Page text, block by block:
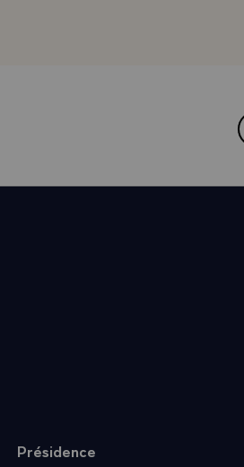
Français comprendront
Présidence